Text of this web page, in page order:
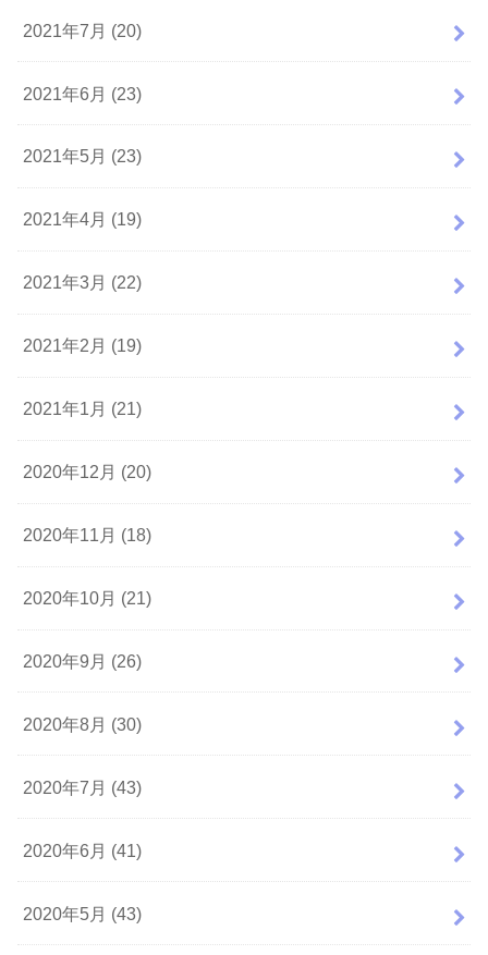
2021年7月 (20)
2021年6月 (23)
2021年5月 (23)
2021年4月 (19)
2021年3月 (22)
2021年2月 (19)
2021年1月 (21)
2020年12月 (20)
2020年11月 (18)
2020年10月 (21)
2020年9月 (26)
2020年8月 (30)
2020年7月 (43)
2020年6月 (41)
2020年5月 (43)